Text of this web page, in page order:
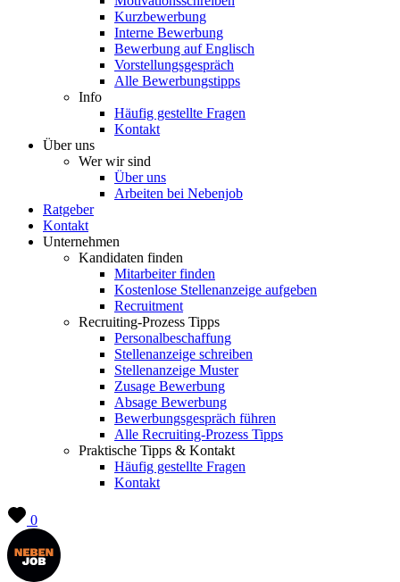
Kurzbewerbung
Interne Bewerbung
Bewerbung auf Englisch
Vorstellungsgespräch
Alle Bewerbungstipps
Info
Häufig gestellte Fragen
Kontakt
Über uns
Wer wir sind
Über uns
Arbeiten bei Nebenjob
Ratgeber
Kontakt
Unternehmen
Kandidaten finden
Mitarbeiter finden
Kostenlose Stellenanzeige aufgeben
Recruitment
Recruiting-Prozess Tipps
Personalbeschaffung
Stellenanzeige schreiben
Stellenanzeige Muster
Zusage Bewerbung
Absage Bewerbung
Bewerbungsgespräch führen
Alle Recruiting-Prozess Tipps
Praktische Tipps & Kontakt
Häufig gestellte Fragen
Kontakt
0